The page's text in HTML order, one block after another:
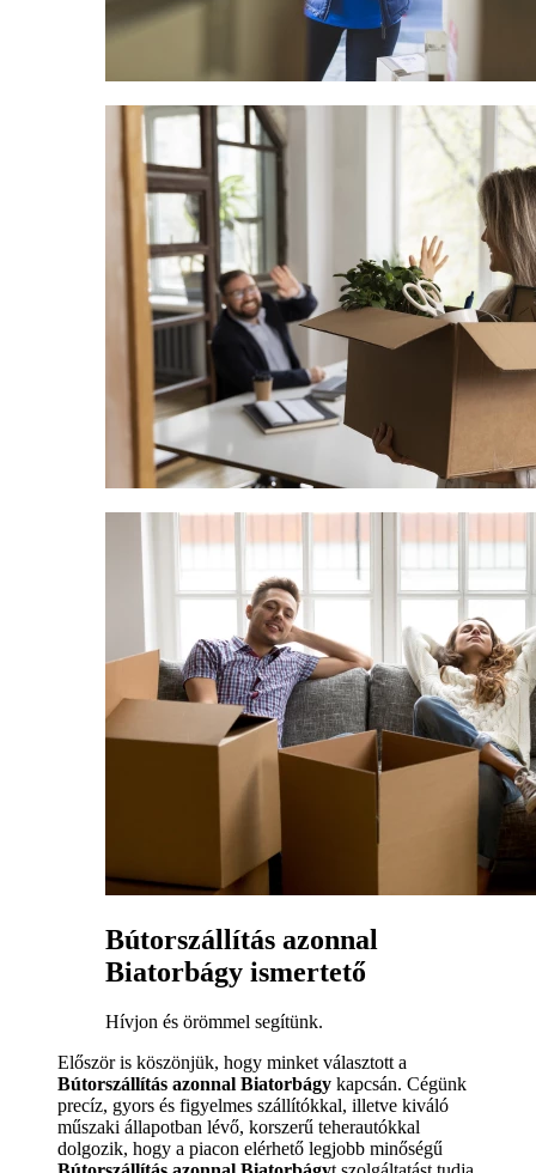
Bútorszállítás azonnal
Biatorbágy ismertető
Hívjon és örömmel segítünk.
Először is köszönjük, hogy minket választott a
Bútorszállítás azonnal Biatorbágy kapcsán. Cégünk
precíz, gyors és figyelmes szállítókkal, illetve kiváló
műszaki állapotban lévő, korszerű teherautókkal
dolgozik, hogy a piacon elérhető legjobb minőségű